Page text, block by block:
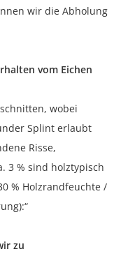
wir die Abholung
vom Eichen
wobei
Splint erlaubt
Risse,
3 % sind holztypisch
% Holzrandfeuchte /
zu